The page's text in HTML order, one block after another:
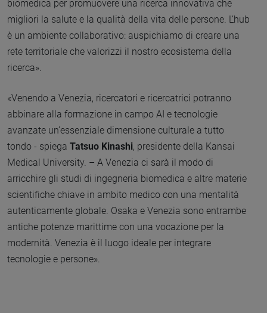
biomedica per promuovere una ricerca innovativa che
migliori la salute e la qualità della vita delle persone. L’hub
è un ambiente collaborativo: auspichiamo di creare una
rete territoriale che valorizzi il nostro ecosistema della
ricerca».
«Venendo a Venezia, ricercatori e ricercatrici potranno
abbinare alla formazione in campo AI e tecnologie
avanzate un’essenziale dimensione culturale a tutto
tondo - spiega Tatsuo Kinashi, presidente della Kansai
Medical University. – A Venezia ci sarà il modo di
arricchire gli studi di ingegneria biomedica e altre materie
scientifiche chiave in ambito medico con una mentalità
autenticamente globale. Osaka e Venezia sono entrambe
antiche potenze marittime con una vocazione per la
modernità. Venezia è il luogo ideale per integrare
tecnologie e persone».